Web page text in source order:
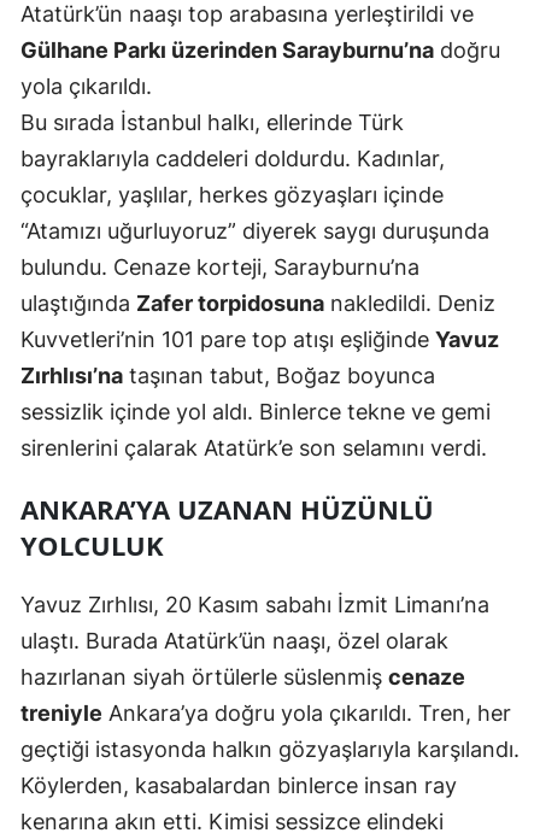
Niğde
Ordu
Rize
Sakarya
Samsun
Siirt
Trabzon
Tunceli
Şanlıurfa
Uşak
Van
Atatürk’ün naaşı top arabasına yerleştirildi ve
Gülhane Parkı üzerinden Sarayburnu’na doğru
yola çıkarıldı.
Bu sırada İstanbul halkı, ellerinde Türk
bayraklarıyla caddeleri doldurdu. Kadınlar,
çocuklar, yaşlılar, herkes gözyaşları içinde
“Atamızı uğurluyoruz” diyerek saygı duruşunda
bulundu. Cenaze korteji, Sarayburnu’na
ulaştığında Zafer torpidosuna nakledildi. Deniz
Kuvvetleri’nin 101 pare top atışı eşliğinde Yavuz
Zırhlısı’na taşınan tabut, Boğaz boyunca
sessizlik içinde yol aldı. Binlerce tekne ve gemi
sirenlerini çalarak Atatürk’e son selamını verdi.
ANKARA’YA UZANAN HÜZÜNLÜ
YOLCULUK
Yavuz Zırhlısı, 20 Kasım sabahı İzmit Limanı’na
ulaştı. Burada Atatürk’ün naaşı, özel olarak
hazırlanan siyah örtülerle süslenmiş cenaze
treniyle Ankara’ya doğru yola çıkarıldı. Tren, her
geçtiği istasyonda halkın gözyaşlarıyla karşılandı.
Köylerden, kasabalardan binlerce insan ray
kenarına akın etti. Kimisi sessizce elindeki